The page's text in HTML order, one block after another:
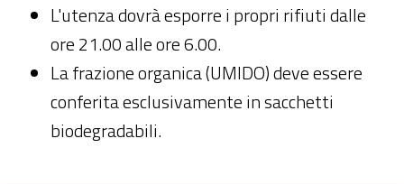
L'utenza dovrà esporre i propri rifiuti dalle
ore 21.00 alle ore 6.00.
La frazione organica (UMIDO) deve essere
conferita esclusivamente in sacchetti
biodegradabili.